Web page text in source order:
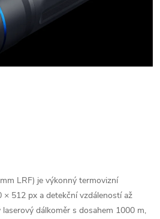
LRF) je výkonný termovizní
512 px a detekční vzdáleností až
dálkoměr s dosahem 1000 m,